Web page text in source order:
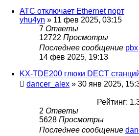
АТС отключает Ethernet порт
yhu4yn » 11 фев 2025, 03:15
7 Ответы
12722 Просмотры
Последнее сообщение pbx
14 фев 2025, 19:13
KX-TDE200 глюки DECT
dancer_alex » 30 янв 2025,
Рейтинг:
2 Ответы
5628 Просмотры
Последнее сообщение